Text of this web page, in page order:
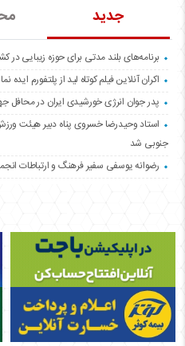
جدید
برنامه‌های بلند مدتی برای حوزه زیبایی در
اکران آنلاین فیلم کوتاه لید از پلتفورم ایده نما
پدر جوان انرژی خورشیدی ایران در
استاد وحیدرضا خسروی پناه دبیر هیئت
جنوبی شد
رضوانه یوسفی سفیر فرهنگ و ارتباطات